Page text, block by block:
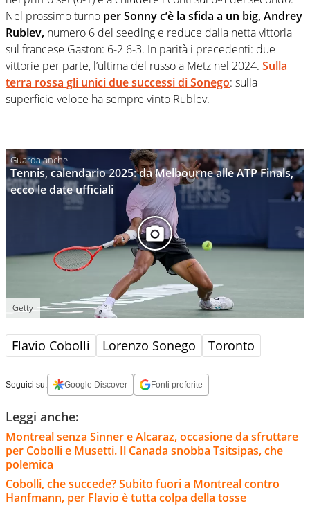
Nel prossimo turno per Sonny c’è la sfida a un big, Andrey
Rublev, numero 6 del seeding e reduce dalla netta vittoria
sul francese Gaston: 6-2 6-3. In parità i precedenti: due
vittorie per parte, l’ultima del russo a Metz nel 2024. Sulla
terra rossa gli unici due successi di Sonego: sulla
superficie veloce ha sempre vinto Rublev.
Tennis, calendario 2025: da Melbourne alle ATP Finals,
ecco le date ufficiali
Getty
Flavio Cobolli Lorenzo Sonego Toronto
Seguici su: Google Discover Fonti preferite
Leggi anche:
Montreal senza Sinner e Alcaraz, occasione da sfruttare
per Cobolli e Musetti. Il Canada snobba Tsitsipas, che
polemica
Cobolli, che succede? Subito fuori a Montreal contro
Hanfmann, per Flavio è tutta colpa della tosse